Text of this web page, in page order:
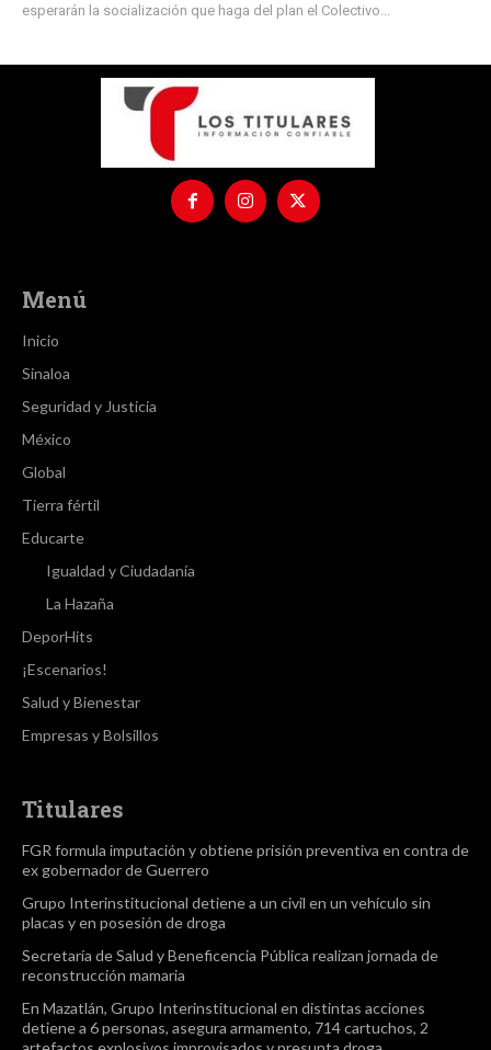
esperarán la socialización que haga del plan el Colectivo...
Menú
Inicio
Sinaloa
Seguridad y Justicia
México
Global
Tierra fértil
Educarte
Igualdad y Ciudadanía
La Hazaña
DeporHits
¡Escenarios!
Salud y Bienestar
Empresas y Bolsillos
Titulares
FGR formula imputación y obtiene prisión preventiva en contra de
ex gobernador de Guerrero
Grupo Interinstitucional detiene a un civil en un vehículo sin
placas y en posesión de droga
Secretaría de Salud y Beneficencia Pública realizan jornada de
reconstrucción mamaria
En Mazatlán, Grupo Interinstitucional en distintas acciones
detiene a 6 personas, asegura armamento, 714 cartuchos, 2